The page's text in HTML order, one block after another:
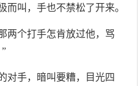
而叫，手也不禁松了开来。
两个打手怎肯放过他，骂
对手，暗叫要糟，目光四